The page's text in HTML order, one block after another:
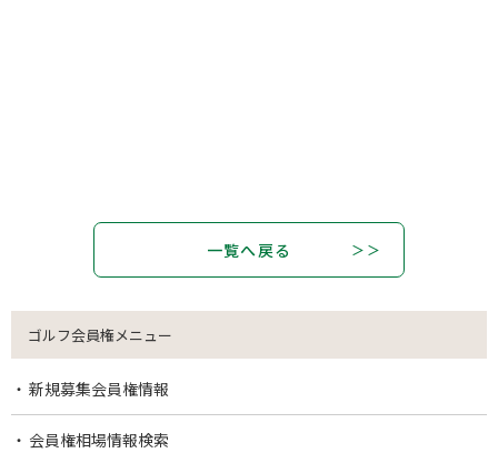
一覧へ戻る
ゴルフ会員権メニュー
新規募集会員権情報
会員権相場情報検索